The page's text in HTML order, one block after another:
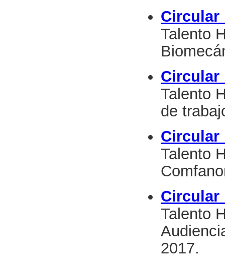
Circular
Talento
Circular
Talento
de
Circular
Talento
Circular
Talento
2017.